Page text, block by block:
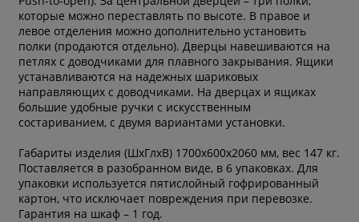
которые можно переставлять по высоте. В правое и
левое отделения можно дополнительно установить
полки (продаются отдельно). Дверцы навешиваются на
петлях с доводчиками для плавного закрывания. Ящики
устанавливаются на надежных шариковых
направляющих с доводчиками. На дверцах и ящиках
большие удобные ручки с искусственным
состариванием, с двумя вариантами установки.
Габариты изделия (ШхГлхВ) 1700х600х2060 мм, вес 147 кг.
Поставляется в разобранном виде, в 6 упаковках. Для
упаковки используется пятислойный гофрированный
картон, что исключает повреждения при перевозке.
Гарантия на шкаф – 1 год.